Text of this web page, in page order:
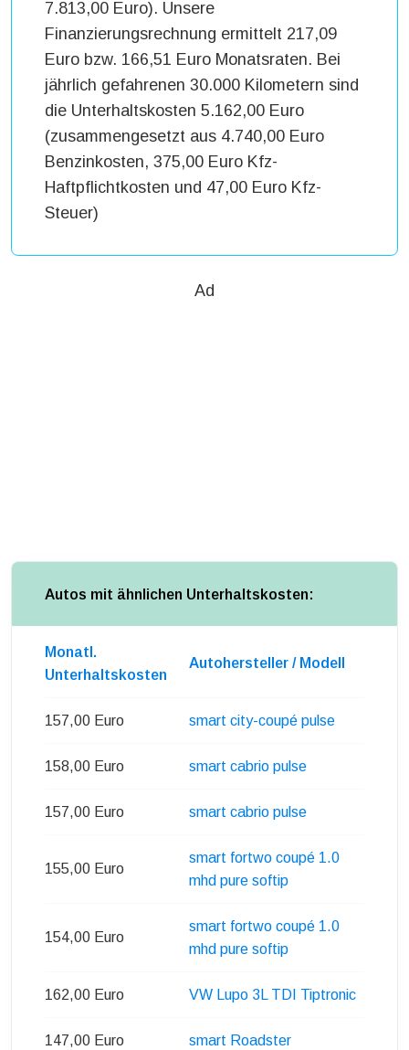
7.813,00 Euro). Unsere
Finanzierungsrechnung ermittelt 217,09
Euro bzw. 166,51 Euro Monatsraten. Bei
jährlich gefahrenen 30.000 Kilometern sind
die Unterhaltskosten 5.162,00 Euro
(zusammengesetzt aus 4.740,00 Euro
Benzinkosten, 375,00 Euro Kfz-
Haftpflichtkosten und 47,00 Euro Kfz-
Steuer)
Ad
Autos mit ähnlichen Unterhaltskosten:
Monatl.
Unterhaltskosten
Autohersteller / Modell
157,00 Euro smart city-coupé pulse
158,00 Euro smart cabrio pulse
157,00 Euro smart cabrio pulse
155,00 Euro
smart fortwo coupé 1.0
mhd pure softip
154,00 Euro
smart fortwo coupé 1.0
mhd pure softip
162,00 Euro VW Lupo 3L TDI Tiptronic
147,00 Euro smart Roadster